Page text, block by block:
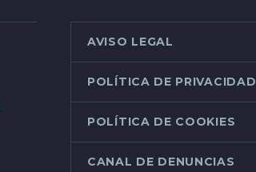
AVISO LEGAL
POLÍTICA DE PRIVACIDAD
POLÍTICA DE COOKIES
CANAL DE DENUNCIAS